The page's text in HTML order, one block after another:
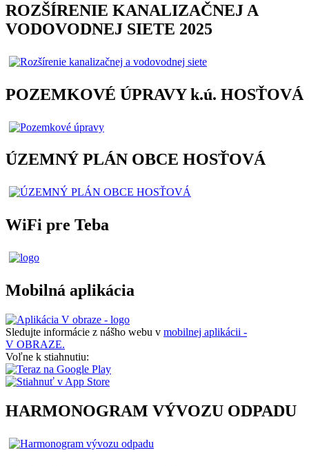
ROZŠÍRENIE KANALIZAČNEJ A
VODOVODNEJ SIETE 2025
POZEMKOVÉ ÚPRAVY k.ú. HOSŤOVÁ
ÚZEMNÝ PLÁN OBCE HOSŤOVÁ
WiFi pre Teba
Mobilná aplikácia
Sledujte informácie z nášho webu v mobilnej aplikácii -
V OBRAZE.
Voľne k stiahnutiu:
HARMONOGRAM VÝVOZU ODPADU